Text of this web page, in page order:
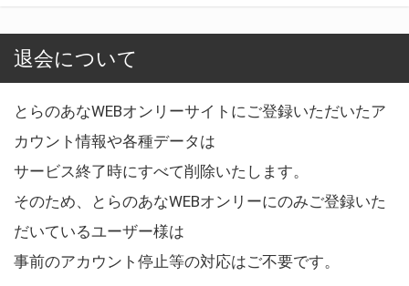
退会について
とらのあなWEBオンリーサイトにご登録いただいたア
カウント情報や各種データは
サービス終了時にすべて削除いたします。
そのため、とらのあなWEBオンリーにのみご登録いた
だいているユーザー様は
事前のアカウント停止等の対応はご不要です。